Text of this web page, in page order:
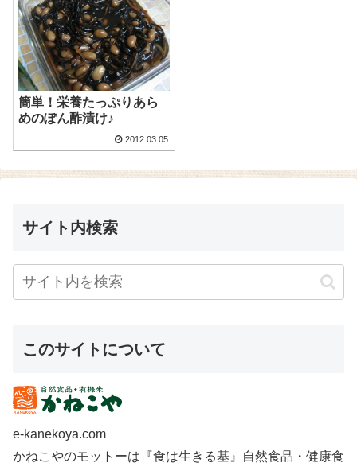
簡単！栄養たっぷりあら
めのぽん酢漬け♪
2012.03.05
サイト内検索
このサイトについて
e-kanekoya.com
かねこやのモットーは『食は生きる基』自然食品・健康食